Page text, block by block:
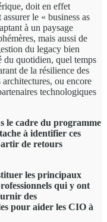
doit en effet
le « business as
à un paysage
mais aussi de
du legacy bien
du quotidien, quel temps
de la résilience des
architectures, ou encore
technologiques
le cadre du programme
à identifier ces
de retours
les principaux
qui y ont
des
pour aider les CIO à